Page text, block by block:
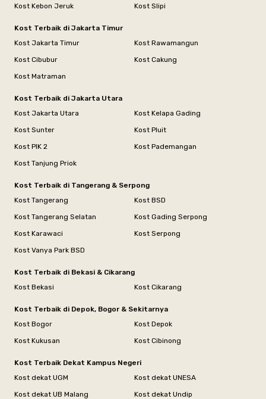
Kost Kebon Jeruk
Kost Slipi
Kost Terbaik di Jakarta Timur
Kost Jakarta Timur
Kost Rawamangun
Kost Cibubur
Kost Cakung
Kost Matraman
Kost Terbaik di Jakarta Utara
Kost Jakarta Utara
Kost Kelapa Gading
Kost Sunter
Kost Pluit
Kost PIK 2
Kost Pademangan
Kost Tanjung Priok
Kost Terbaik di Tangerang & Serpong
Kost Tangerang
Kost BSD
Kost Tangerang Selatan
Kost Gading Serpong
Kost Karawaci
Kost Serpong
Kost Vanya Park BSD
Kost Terbaik di Bekasi & Cikarang
Kost Bekasi
Kost Cikarang
Kost Terbaik di Depok, Bogor & Sekitarnya
Kost Bogor
Kost Depok
Kost Kukusan
Kost Cibinong
Kost Terbaik Dekat Kampus Negeri
Kost dekat UGM
Kost dekat UNESA
Kost dekat UB Malang
Kost dekat Undip